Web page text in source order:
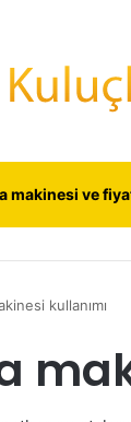
makinesi ve
kullanımı